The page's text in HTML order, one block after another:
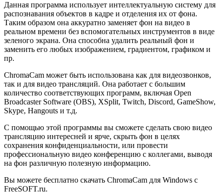
Данная программа использует интеллектуальную систему для
распознавания объектов в кадре и отделения их от фона.
Таким образом она аккуратно заменяет фон на видео в
реальном времени без вспомогательных инструментов в виде
зеленого экрана. Она способна удалить реальный фон и
заменить его любых изображением, градиентом, графиком и
пр.
ChromaCam может быть использована как для видеозвонков,
так и для видео трансляций. Она работает с большим
количество соответствующих программ, включая Open
Broadcaster Software (OBS), XSplit, Twitch, Discord, GameShow,
Skype, Hangouts и т.д.
С помощью этой программы вы сможете сделать свою видео
трансляцию интересней и ярче, скрыть фон в целях
сохранения конфиденциальности, или провести
профессиональную видео конференцию с коллегами, выводя
на фон различную полезную информацию.
Вы можете бесплатно скачать ChromaCam для Windows с
FreeSOFT.ru.